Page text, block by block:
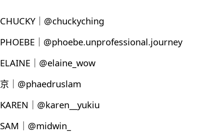
CHUCKY｜@chuckyching
PHOEBE｜@phoebe.unprofessional.journey
ELAINE｜@elaine_wow
京｜@phaedruslam
KAREN｜@karen__yukiu
SAM｜@midwin_